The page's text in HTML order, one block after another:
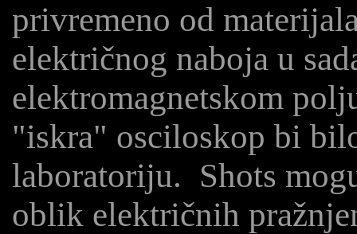
privremeno od
električnog naboja u
elektromagnetskom
"iskra" osciloskop bi
laboratoriju. Shots
oblik električnih